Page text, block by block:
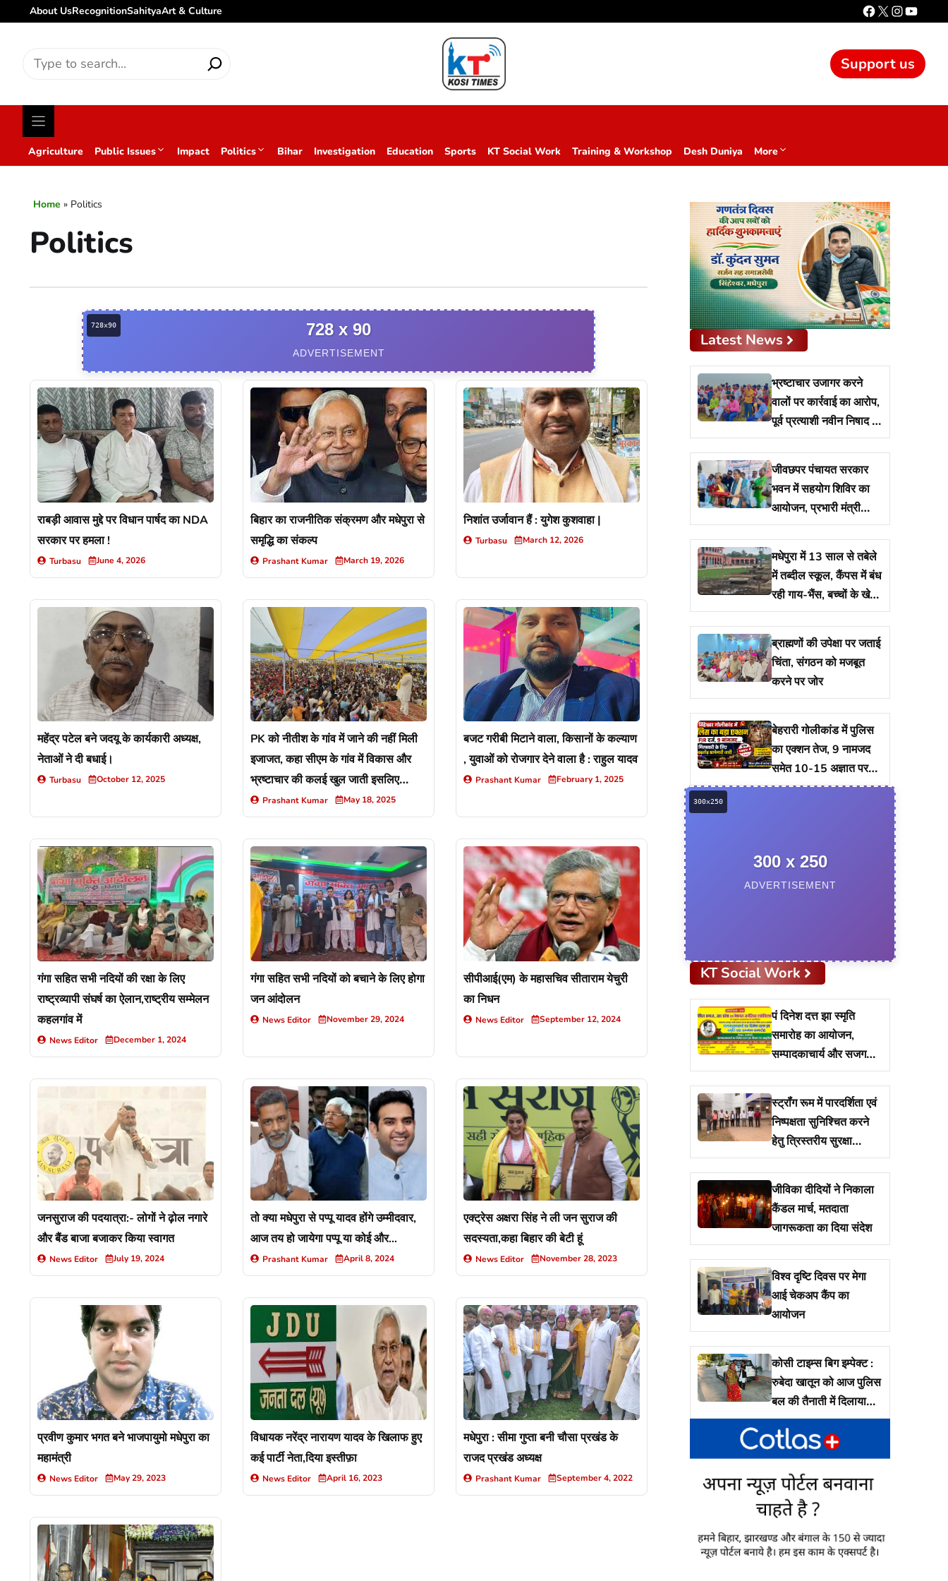
About UsRecognitionSahityaArt & Culture
Search
Support us
Agriculture Public Issues Impact Politics Bihar Investigation Education Sports KT Social Work Training & Workshop Desh Duniya More
Home » Politics
Politics
728 x 90
ADVERTISEMENT
राबड़ी आवास मुद्दे पर विधान पार्षद का NDA
सरकार पर हमला !
Turbasu June 4, 2026
बिहार का राजनीतिक संक्रमण और मधेपुरा से
समृद्धि का संकल्प
Prashant Kumar March 19, 2026
निशांत उर्जावान हैं : युगेश कुशवाहा |
Turbasu March 12, 2026
महेंद्र पटेल बने जदयू के कार्यकारी अध्यक्ष,
नेताओं ने दी बधाई।
Turbasu October 12, 2025
PK को नीतीश के गांव में जाने की नहीं मिली
इजाजत, कहा सीएम के गांव में विकास और
भ्रष्टाचार की कलई खुल जाती इसलिए
प्रशासन ने जाने से रोक दिया
Prashant Kumar May 18, 2025
बजट गरीबी मिटाने वाला, किसानों के कल्याण
, युवाओं को रोजगार देने वाला है : राहुल यादव
Prashant Kumar February 1, 2025
गंगा सहित सभी नदियों की रक्षा के लिए
राष्ट्रव्यापी संघर्ष का ऐलान,राष्ट्रीय सम्मेलन
कहलगांव में
News Editor December 1, 2024
गंगा सहित सभी नदियों को बचाने के लिए होगा
जन आंदोलन
News Editor November 29, 2024
सीपीआई(एम) के महासचिव सीताराम येचुरी
का निधन
News Editor September 12, 2024
जनसुराज की पदयात्रा:- लोगों ने ढ़ोल नगारे
और बैंड बाजा बजाकर किया स्वागत
News Editor July 19, 2024
तो क्या मधेपुरा से पप्पू यादव होंगे उम्मीदवार,
आज तय हो जायेगा पप्पू या कोई और…
Prashant Kumar April 8, 2024
एक्ट्रेस अक्षरा सिंह ने ली जन सुराज की
सदस्यता,कहा बिहार की बेटी हूं
News Editor November 28, 2023
प्रवीण कुमार भगत बने भाजपायुमो मधेपुरा का
महामंत्री
News Editor May 29, 2023
विधायक नरेंद्र नारायण यादव के खिलाफ हुए
कई पार्टी नेता,दिया इस्तीफ़ा
News Editor April 16, 2023
मधेपुरा : सीमा गुप्ता बनी चौसा प्रखंड के
राजद प्रखंड अध्यक्ष
Prashant Kumar September 4, 2022
Latest News
भ्रष्टाचार उजागर करने
वालों पर कार्रवाई का आरोप,
पूर्व प्रत्याशी नवीन निषाद ने
विधायक व प्रशासन से मांगा
जवाब
जीवछपर पंचायत सरकार
भवन में सहयोग शिविर का
आयोजन, प्रभारी मंत्री
शीला मंडल ने किया शुभारंभ
मधेपुरा में 13 साल से तबेले
में तब्दील स्कूल, कैंपस में बंध
रही गाय-भैंस, बच्चों के खेल
मैदान पर रखा है 17 नाद
ब्राह्मणों की उपेक्षा पर जताई
चिंता, संगठन को मजबूत
करने पर जोर
बेहरारी गोलीकांड में पुलिस
का एक्शन तेज, 9 नामजद
समेत 10-15 अज्ञात पर
केस दर्ज, गिरफ्तारी को
300 x 250
ADVERTISEMENT
KT Social Work
पं दिनेश दत्त झा स्मृति
समारोह का आयोजन,
सम्पादकाचार्य और सजग
प्रहरी सम्मान से पत्रकार
हुए सम्मानित
स्ट्रॉंग रूम में पारदर्शिता एवं
निष्पक्षता सुनिश्चित करने
हेतु त्रिस्तरीय सुरक्षा
व्यवस्था है लागू
जीविका दीदियों ने निकाला
कैंडल मार्च, मतदाता
जागरूकता का दिया संदेश
विश्व दृष्टि दिवस पर मेगा
आई चेकअप कैंप का
आयोजन
कोसी टाइम्स बिग इम्पेक्ट :
रुबेदा खातून को आज पुलिस
बल की तैनाती में दिलाया
जायेगा उनके जमीं पर कब्ज़ा